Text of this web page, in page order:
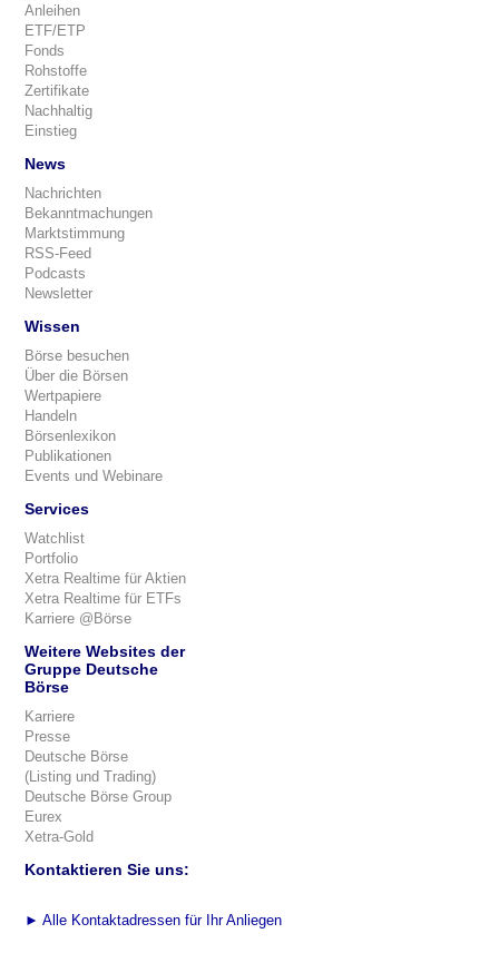
Anleihen
ETF/ETP
Fonds
Rohstoffe
Zertifikate
Nachhaltig
Einstieg
News
Nachrichten
Bekanntmachungen
Marktstimmung
RSS-Feed
Podcasts
Newsletter
Wissen
Börse besuchen
Über die Börsen
Wertpapiere
Handeln
Börsenlexikon
Publikationen
Events und Webinare
Services
Watchlist
Portfolio
Xetra Realtime für Aktien
Xetra Realtime für ETFs
Karriere @Börse
Weitere Websites der
Gruppe Deutsche
Börse
Karriere
Presse
Deutsche Börse
(Listing und Trading)
Deutsche Börse Group
Eurex
Xetra-Gold
Kontaktieren Sie uns:
► Alle Kontaktadressen für Ihr Anliegen